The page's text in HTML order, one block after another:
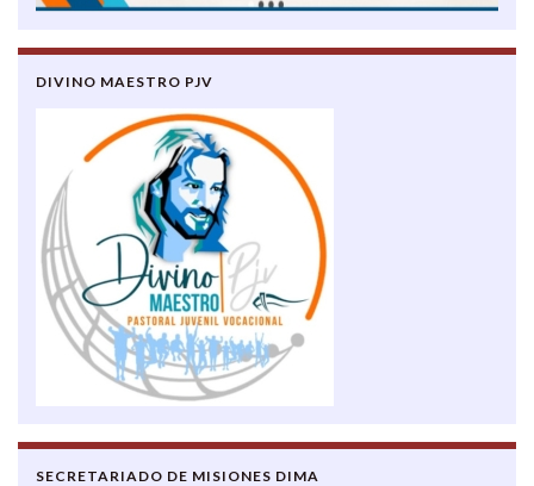
DIVINO MAESTRO PJV
SECRETARIADO DE MISIONES DIMA